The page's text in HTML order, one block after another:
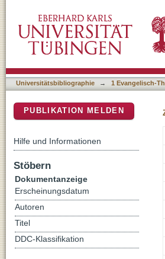
Luther
Universitätsbibliographie → 1 Evangelisch-
PUBLIKATION MELDEN
Hilfe und Informationen
Stöbern
Dokumentanzeige
Erscheinungsdatum
Autoren
Titel
DDC-Klassifikation